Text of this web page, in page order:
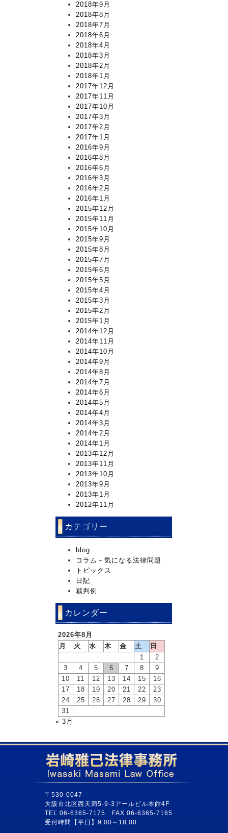
2018年9月
2018年8月
2018年7月
2018年6月
2018年4月
2018年3月
2018年2月
2018年1月
2017年12月
2017年11月
2017年10月
2017年3月
2017年2月
2017年1月
2016年9月
2016年8月
2016年6月
2016年3月
2016年2月
2016年1月
2015年12月
2015年11月
2015年10月
2015年9月
2015年8月
2015年7月
2015年6月
2015年5月
2015年4月
2015年3月
2015年2月
2015年1月
2014年12月
2014年11月
2014年10月
2014年9月
2014年8月
2014年7月
2014年6月
2014年5月
2014年4月
2014年3月
2014年2月
2014年1月
2013年12月
2013年11月
2013年10月
2013年9月
2013年1月
2012年11月
カテゴリー
blog
コラム－気になる法律問題
トピックス
日記
裁判例
カレンダー
2026年8月
月
火 水 木 金 土
日
1
2
3
4 5 6 7 8
9
10
11 12 13 14 15
16
17
18 19 20 21 22
23
24
25 26 27 28 29
30
31
« 3月
〒530-0047
大阪市北区西天満5-9-3アールビル本館4F
TEL 06-6365-7175 FAX 06-6365-7165
受付時間【平日】9:00～18:00